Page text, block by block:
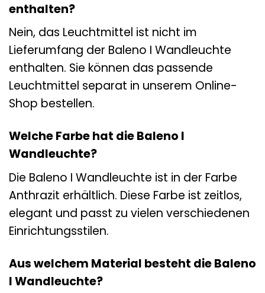
enthalten?
Nein, das Leuchtmittel ist nicht im
Lieferumfang der Baleno I Wandleuchte
enthalten. Sie können das passende
Leuchtmittel separat in unserem Online-
Shop bestellen.
Welche Farbe hat die Baleno I
Wandleuchte?
Die Baleno I Wandleuchte ist in der Farbe
Anthrazit erhältlich. Diese Farbe ist zeitlos,
elegant und passt zu vielen verschiedenen
Einrichtungsstilen.
Aus welchem Material besteht die Baleno
I Wandleuchte?